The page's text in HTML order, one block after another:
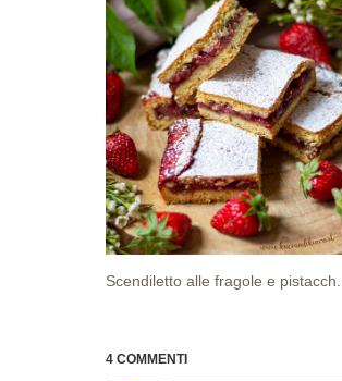
Scendiletto alle fragole e pistacch...
4 COMMENTI